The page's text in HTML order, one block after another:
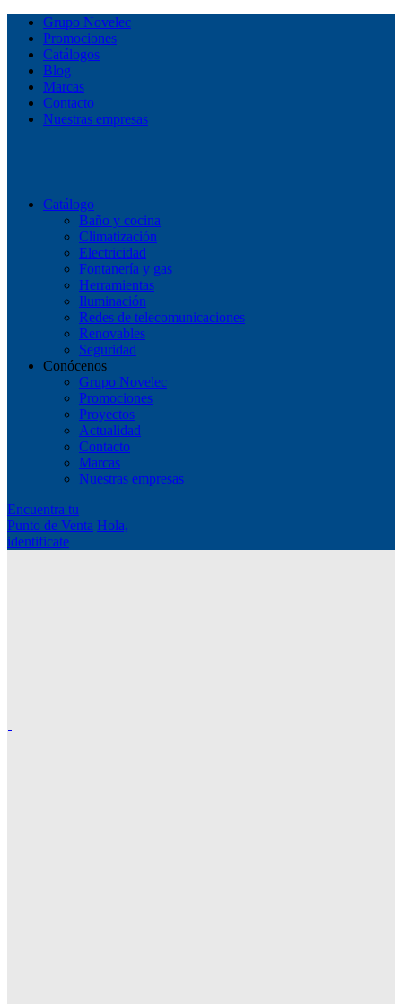
Grupo Novelec
Promociones
Catálogos
Blog
Marcas
Contacto
Nuestras empresas
Catálogo
Baño y cocina
Climatización
Electricidad
Fontanería y gas
Herramientas
Iluminación
Redes de telecomunicaciones
Renovables
Seguridad
Conócenos
Grupo Novelec
Promociones
Proyectos
Actualidad
Contacto
Marcas
Nuestras empresas
Encuentra tu
Punto de Venta Hola,
identificate